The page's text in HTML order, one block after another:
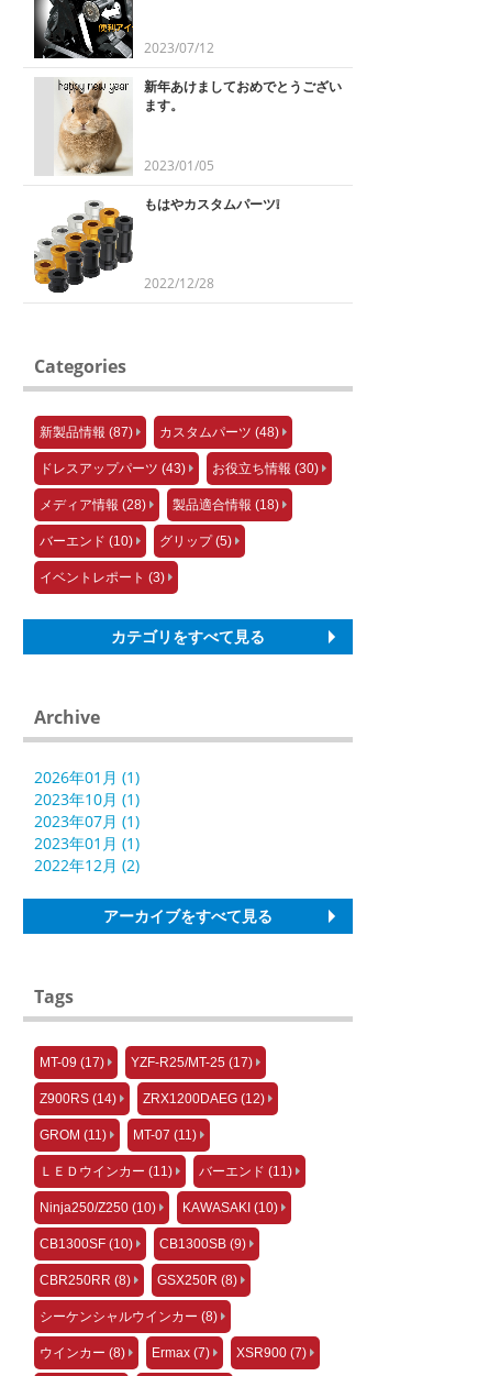
2023/07/12
新年あけましておめでとうござい
ます。
2023/01/05
もはやカスタムパーツ❕
2022/12/28
Categories
新製品情報 (87) カスタムパーツ (48)
ドレスアップパーツ (43) お役立ち情報 (30)
メディア情報 (28) 製品適合情報 (18)
バーエンド (10) グリップ (5)
イベントレポート (3)
カテゴリをすべて見る
Archive
2026年01月 (1)
2023年10月 (1)
2023年07月 (1)
2023年01月 (1)
2022年12月 (2)
アーカイブをすべて見る
Tags
MT-09 (17) YZF-R25/MT-25 (17)
Z900RS (14) ZRX1200DAEG (12)
GROM (11) MT-07 (11)
ＬＥＤウインカー (11) バーエンド (11)
Ninja250/Z250 (10) KAWASAKI (10)
CB1300SF (10) CB1300SB (9)
CBR250RR (8) GSX250R (8)
シーケンシャルウインカー (8)
ウインカー (8) Ermax (7) XSR900 (7)